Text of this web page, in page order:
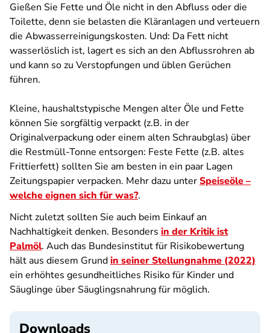
Gießen Sie Fette und Öle nicht in den Abfluss oder die
Toilette, denn sie belasten die Kläranlagen und verteuern
die Abwasserreinigungskosten. Und: Da Fett nicht
wasserlöslich ist, lagert es sich an den Abflussrohren ab
und kann so zu Verstopfungen und üblen Gerüchen
führen.
Kleine, haushaltstypische Mengen alter Öle und Fette
können Sie sorgfältig verpackt (z.B. in der
Originalverpackung oder einem alten Schraubglas) über
die Restmüll-Tonne entsorgen: Feste Fette (z.B. altes
Frittierfett) sollten Sie am besten in ein paar Lagen
Zeitungspapier verpacken. Mehr dazu unterSpeiseöle –
welche eignen sich für was?.
Nicht zuletzt sollten Sie auch beim Einkauf an
Nachhaltigkeit denken. Besonders in der Kritik ist
Palmöl. Auch das Bundesinstitut für Risikobewertung
hält aus diesem Grundin seiner Stellungnahme (2022)
ein erhöhtes gesundheitliches Risiko für Kinder und
Säuglinge über Säuglingsnahrung für möglich.
Downloads